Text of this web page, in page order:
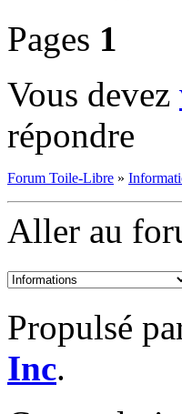
Pages 1
Vous devez
répondre
Forum Toile-Libre »
Aller au
Propulsé
Inc.